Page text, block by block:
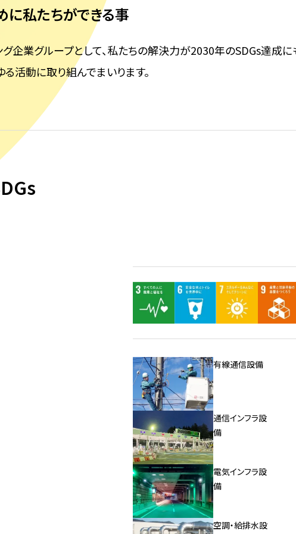
に私たちができる事
企業グループとして、私たちの解決力が2030年のSDGs達成に
活動に取り組んでまいります。
有線通信設備
通信インフラ設
備
電気インフラ設
備
空調・給排水設